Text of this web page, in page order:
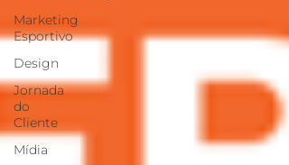
Marketing
Esportivo
Design
Jornada
do
Cliente
Mídia